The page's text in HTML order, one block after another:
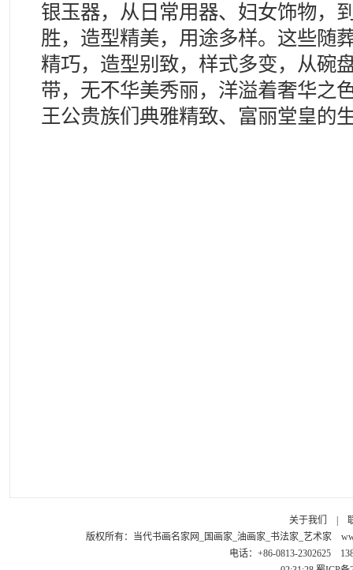
银玉器，从日常用器、妇女饰物，
胜，造型精美，用途多样。这些随
精巧，造型别致，样式多变，从碗
带，无不华美秀丽，洋溢着奢华之
王公贵族们典雅精致、富丽堂皇的
关于我们
版权所有： 当代书画名家网_国画家_油画家_书法家_艺术家
电话：+86-0813-2302625